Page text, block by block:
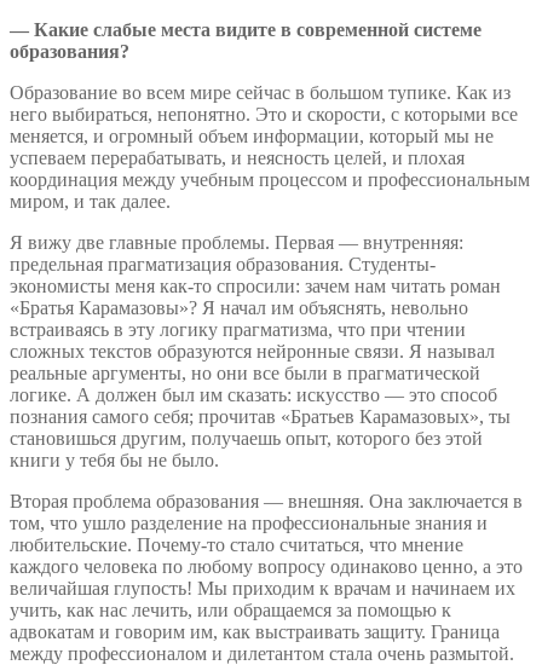
— Какие слабые места видите в современной системе
образования?
Образование во всем мире сейчас в большом тупике. Как из
него выбираться, непонятно. Это и скорости, с которыми все
меняется, и огромный объем информации, который мы не
успеваем перерабатывать, и неясность целей, и плохая
координация между учебным процессом и профессиональным
миром, и так далее.
Я вижу две главные проблемы. Первая — внутренняя:
предельная прагматизация образования. Студенты-
экономисты меня как-то спросили: зачем нам читать роман
«Братья Карамазовы»? Я начал им объяснять, невольно
встраиваясь в эту логику прагматизма, что при чтении
сложных текстов образуются нейронные связи. Я называл
реальные аргументы, но они все были в прагматической
логике. А должен был им сказать: искусство — это способ
познания самого себя; прочитав «Братьев Карамазовых», ты
становишься другим, получаешь опыт, которого без этой
книги у тебя бы не было.
Вторая проблема образования — внешняя. Она заключается в
том, что ушло разделение на профессиональные знания и
любительские. Почему-то стало считаться, что мнение
каждого человека по любому вопросу одинаково ценно, а это
величайшая глупость! Мы приходим к врачам и начинаем их
учить, как нас лечить, или обращаемся за помощью к
адвокатам и говорим им, как выстраивать защиту. Граница
между профессионалом и дилетантом стала очень размытой.